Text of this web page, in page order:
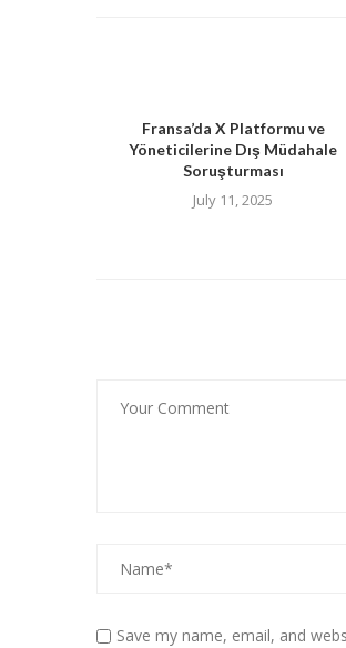
Fransa’da X Platformu ve
Yöneticilerine Dış Müdahale
Soruşturması
July 11, 2025
Save my name, email, and